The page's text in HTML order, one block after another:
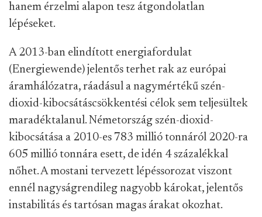
hanem érzelmi alapon tesz átgondolatlan
lépéseket.
A 2013-ban elindított energiafordulat
(Energiewende) jelentős terhet rak az európai
áramhálózatra, ráadásul a nagymértékű szén-
dioxid-kibocsátáscsökkentési célok sem teljesültek
maradéktalanul. Németország szén-dioxid-
kibocsátása a 2010-es 783 millió tonnáról 2020-ra
605 millió tonnára esett, de idén 4 százalékkal
nőhet. A mostani tervezett lépéssorozat viszont
ennél nagyságrendileg nagyobb károkat, jelentős
instabilitás és tartósan magas árakat okozhat.